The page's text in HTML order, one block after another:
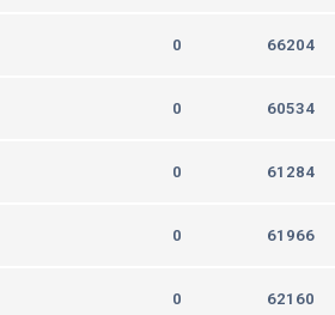
0 66204
0 60534
0 61284
0 61966
0 62160